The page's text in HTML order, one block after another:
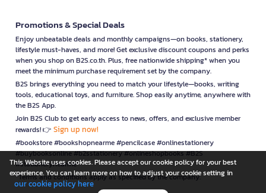
Promotions & Special Deals
Enjoy unbeatable deals and monthly campaigns—on books, stationery,
lifestyle must-haves, and more! Get exclusive discount coupons and perks
when you shop on B2S.co.th. Plus, free nationwide shipping* when you
meet the minimum purchase requirement set by the company.
B2S brings everything you need to match your lifestyle—books, writing
tools, educational toys, and furniture. Shop easily anytime, anywhere with
the B2S App.
Join B2S Club to get early access to news, offers, and exclusive member
rewards! 👉 Sign up now!
#bookstore #bookshopnearme #pencilcase #onlinestationery
#buybooksonline #b2sstationery #onlineshopbooks #B2S
#stationerynearme
*Terms and conditions apply as specified by the company.
This Website uses cookies. Please accept our cookie policy for your best
experience. You can learn more on how to adjust your cookie setting in
our cookie policy here